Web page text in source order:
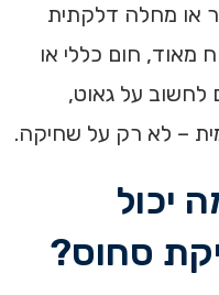
או מחלה דלקתית
מאוד, חום כללי או
לחשוב על גאוט,
יכול
סחוס?